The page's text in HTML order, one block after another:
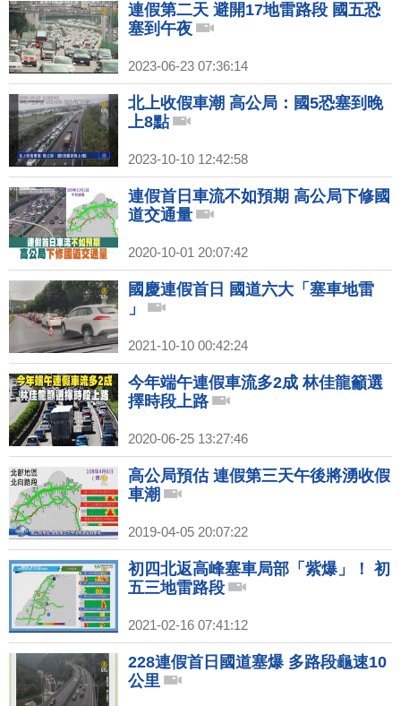
連假第二天 避開17地雷路段 國五恐
塞到午夜
2023-06-23 07:36:14
北上收假車潮 高公局：國5恐塞到晚
上8點
2023-10-10 12:42:58
連假首日車流不如預期 高公局下修國
道交通量
2020-10-01 20:07:42
國慶連假首日 國道六大「塞車地雷
」
2021-10-10 00:42:24
今年端午連假車流多2成 林佳龍籲選
擇時段上路
2020-06-25 13:27:46
高公局預估 連假第三天午後將湧收假
車潮
2019-04-05 20:07:22
初四北返高峰塞車局部「紫爆」！ 初
五三地雷路段
2021-02-16 07:41:12
228連假首日國道塞爆 多路段龜速10
公里